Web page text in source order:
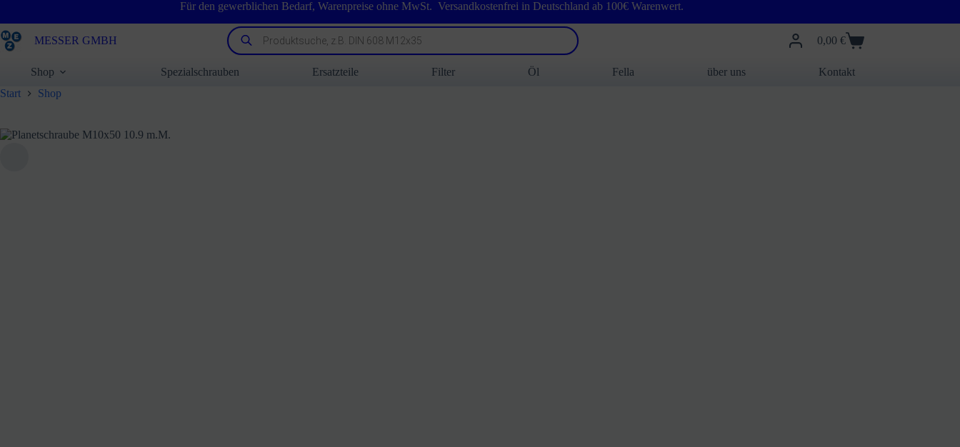
springen
Für den gewerblichen Bedarf, Warenpreise ohne MwSt. Versandkostenfrei in Deutschland ab 100€ Warenwert.
MESSER GMBH
Products
search
Warenkorb
0,00 €
Shop Spezialschrauben Ersatzteile Filter Öl Fella über uns
Kontakt
Start
Shop